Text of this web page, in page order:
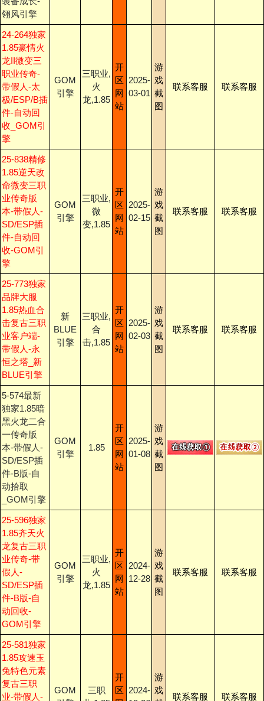
翎风引擎
24-264独家
1.85豪情火
龙II微变三
职业传奇-
带假人-太
极/ESP/B插
件-自动回
收_GOM引
擎
GOM
引擎
三职业,
火
龙,1.85
开
区
网
站
2025-
03-01
游
戏
截
图
联系客服 联系客服
25-838精修
1.85逆天改
命微变三职
业传奇版
本-带假人-
SD/ESP插
件-自动回
收-GOM引
擎
GOM
引擎
三职业,
微
变,1.85
开
区
网
站
2025-
02-15
游
戏
截
图
联系客服 联系客服
25-773独家
品牌大服
1.85热血合
击复古三职
业客户端-
带假人-永
恒之塔_新
BLUE引擎
新
BLUE
引擎
三职业,
合
击,1.85
开
区
网
站
2025-
02-03
游
戏
截
图
联系客服 联系客服
5-574最新
独家1.85暗
黑火龙二合
一传奇版
本-带假人-
SD/ESP插
件-B版-自
动拾取
_GOM引擎
GOM
引擎
1.85
开
区
网
站
2025-
01-08
游
戏
截
图
25-596独家
1.85齐天火
龙复古三职
业传奇-带
假人-
SD/ESP插
件-B版-自
动回收-
GOM引擎
GOM
引擎
三职业,
火
龙,1.85
开
区
网
站
2024-
12-28
游
戏
截
图
联系客服 联系客服
25-581独家
1.85攻速玉
兔特色元素
复古三职
业-带假人-
GOM
三职
开
区 2024-
游
戏
联系客服 联系客服